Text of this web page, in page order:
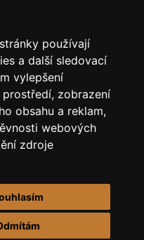
používají
a další sledovací
vylepšení
zobrazení
obsahu a reklam,
webových
zdroje